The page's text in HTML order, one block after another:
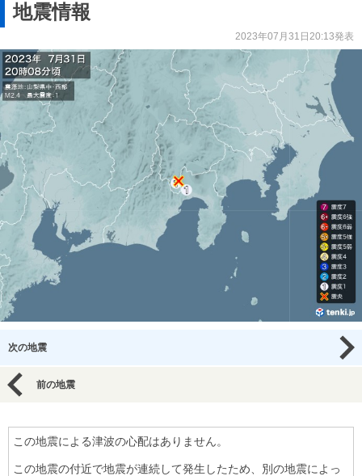
地震情報
2023年07月31日20:13発表
次の地震
前の地震
この地震による津波の心配はありません。
この地震の付近で地震が連続して発生したため、別の地震によっ